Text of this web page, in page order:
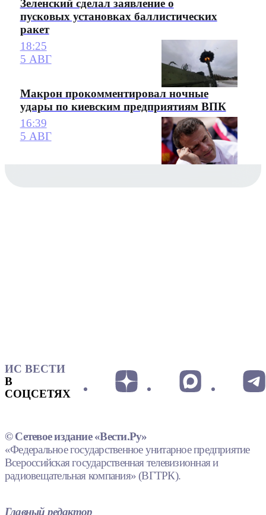
Зеленский сделал заявление о
пусковых установках баллистических
ракет
18:25
5 АВГ
Макрон прокомментировал ночные
удары по киевским предприятиям ВПК
16:39
5 АВГ
ИС ВЕСТИ
В
СОЦСЕТЯХ
© Сетевое издание «Вести.Ру»
«Федеральное государственное унитарное предприятие
Всероссийская государственная телевизионная и
радиовещательная компания» (ВГТРК).
Главный редактор